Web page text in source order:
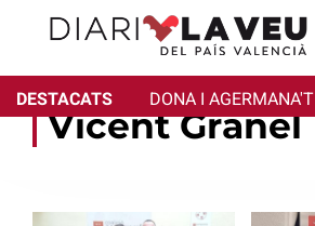
DESTACATS DONA I AGERMANA'T
Vicent Granel